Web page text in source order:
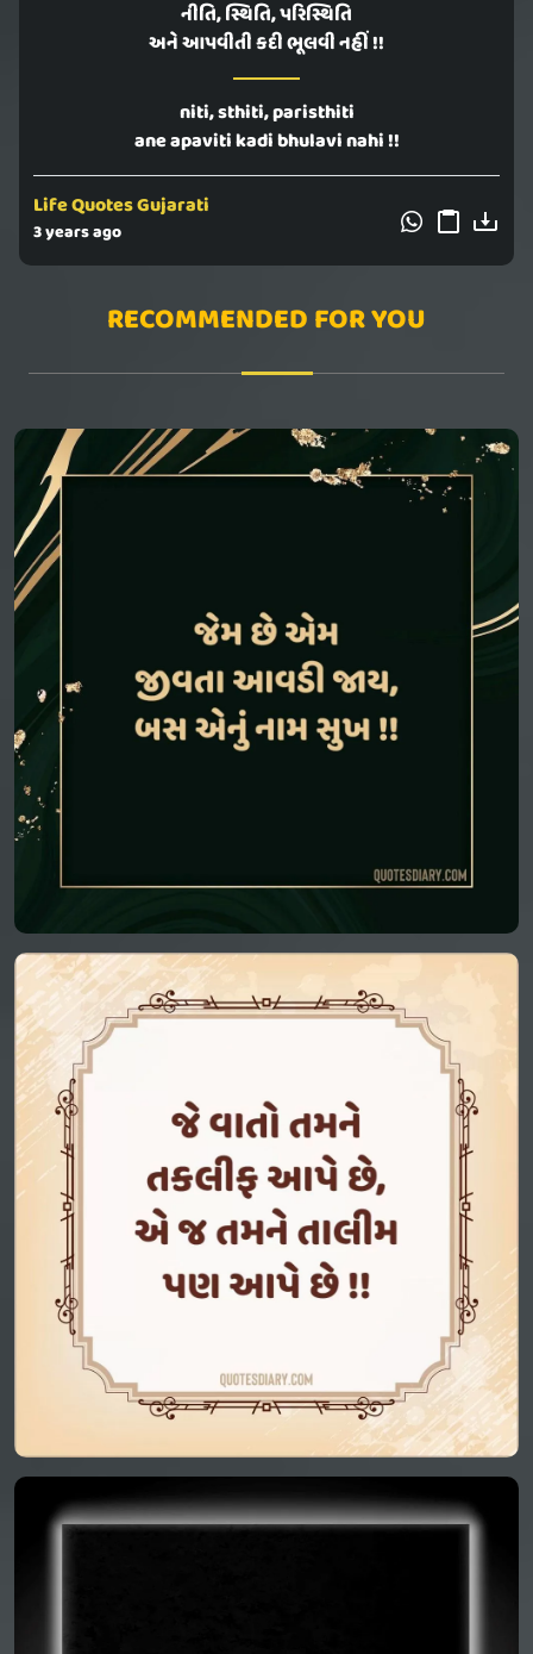
નીતિ, સ્થિતિ, પરિસ્થિતિ
અને આપવીતી કદી ભૂલવી નહીં !!
niti, sthiti, paristhiti
ane apaviti kadi bhulavi nahi !!
Life Quotes Gujarati
3 years ago
RECOMMENDED FOR YOU